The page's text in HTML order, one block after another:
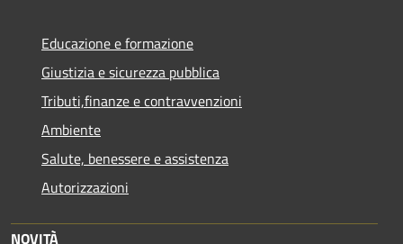
Educazione e formazione
Giustizia e sicurezza pubblica
Tributi,finanze e contravvenzioni
Ambiente
Salute, benessere e assistenza
Autorizzazioni
NOVITÀ